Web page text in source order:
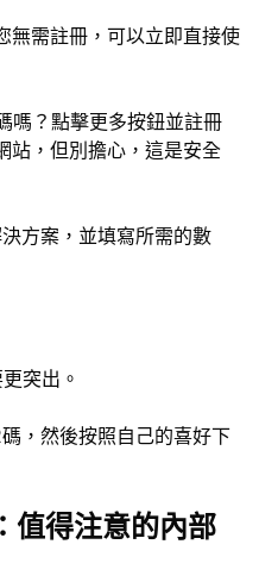
無需註冊，可以立即直接使
嗎？點擊更多按鈕並註冊
站，但別擔心，這是安全
方案，並填寫所需的數
突出。
，然後按照自己的喜好下
值得注意的內部